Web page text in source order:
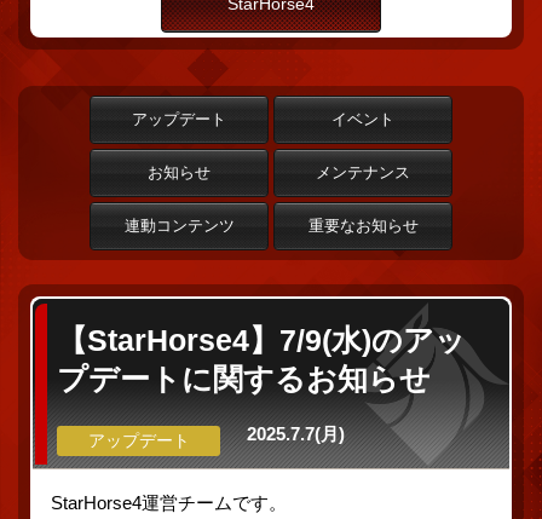
アップデート イベント
お知らせ メンテナンス
連動コンテンツ 重要なお知らせ
【StarHorse4】7/9(水)のアッ
プデートに関するお知らせ
アップデート 2025.7.7(月)
StarHorse4運営チームです。